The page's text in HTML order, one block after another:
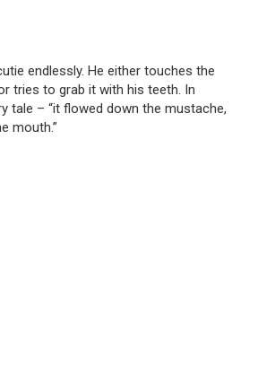
endlessly. He either touches the
tries to grab it with his teeth. In
tale – “it flowed down the mustache,
mouth.”